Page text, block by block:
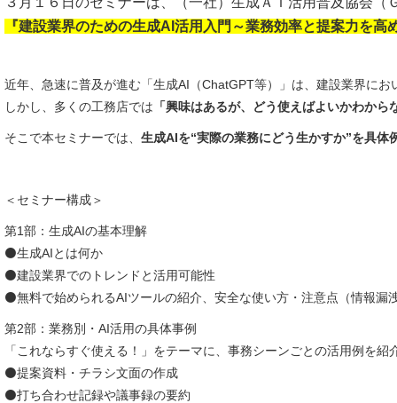
『建設業界のための生成AI活用入門～業務効率と提案力を高
近年、急速に普及が進む「生成AI（ChatGPT等）」は、建設業界に
しかし、多くの工務店では 「興味はあるが、どう使えばよいかわか
そこで本セミナーでは、 生成AIを“実際の業務にどう生かすか”を具
＜セミナー構成＞
第1部：生成AIの基本理解
⚫生成AIとは何か
⚫建設業界でのトレンドと活用可能性
⚫無料で始められるAIツールの紹介、安全な使い方・注意点（情報漏
第2部：業務別・AI活用の具体事例
「これならすぐ使える！」をテーマに、事務シーンごとの活用例を紹
⚫提案資料・チラシ文面の作成
⚫打ち合わせ記録や議事録の要約